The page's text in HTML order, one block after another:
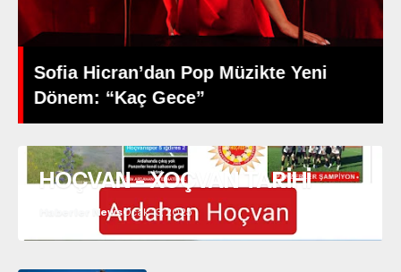
Sofia Hicran’dan Pop Müzikte Yeni
Dönem: “Kaç Gece”
HOÇVAN - XOÇVAN TARİHİ
Haberler NewsOcak 13, 2025